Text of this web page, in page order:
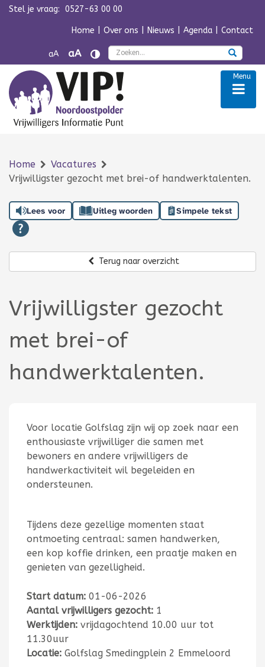
Navigatie overslaan
Stel je vraag: 0527-63 00 00
Home Over ons Nieuws Agenda Contact
aA aA
Menu
Home
Vacatures
Vrijwilligster gezocht met brei-of handwerktalenten.
Lees voor Uitleg woorden Simpele tekst
Terug naar overzicht
Vrijwilligster gezocht
met brei-of
handwerktalenten.
Voor locatie Golfslag zijn wij op zoek naar een
enthousiaste vrijwilliger die samen met
bewoners en andere vrijwilligers de
handwerkactiviteit wil begeleiden en
ondersteunen.
Tijdens deze gezellige momenten staat
ontmoeting centraal: samen handwerken,
een kop koffie drinken, een praatje maken en
genieten van gezelligheid.
Start datum: 01-06-2026
Aantal vrijwilligers gezocht: 1
Werktijden: vrijdagochtend 10.00 uur tot
11.30uur
Locatie: Golfslag Smedingplein 2 Emmeloord